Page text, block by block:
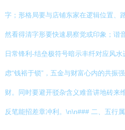
字；形格局要与店铺东家在逻辑位置、
然看得清字形要快速易察觉或印象；谐
日常锋利-结垒极符号暗示丰纤对应风
虑“钱裕于锁”，五金与财富心内的共振
财。同时要避开驳杂含义难音讲地砖来
反笔能招差章冲利。\n\n### 二、五行